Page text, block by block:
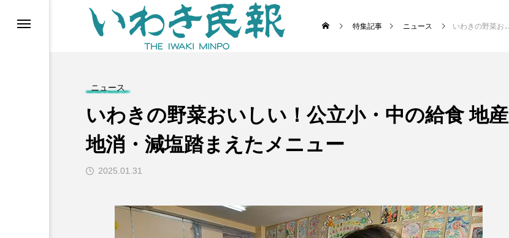
特集記事 ニュース いわきの野菜おいしい！公立小・中の給食 地産地消・減塩踏まえたメニュー
ニュース
いわきの野菜おいしい！公立小・中の給食 地産
地消・減塩踏まえたメニュー
2025.01.31